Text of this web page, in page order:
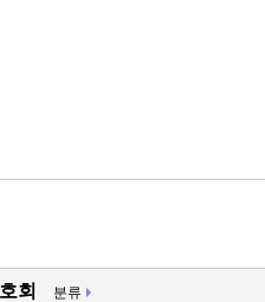
회 분류